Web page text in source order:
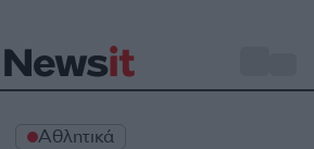
Αθλητικά